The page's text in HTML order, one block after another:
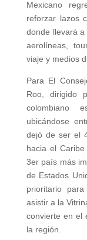
Mexicano
reforzar lazos
donde llevará
aerolíneas,
viaje y medios
Para El
Roo, dirigido
colombiano
ubicándose
dejó de ser el
hacia el
3er país más
de Estados
prioritario
asistir a la
convierte en el
la región.